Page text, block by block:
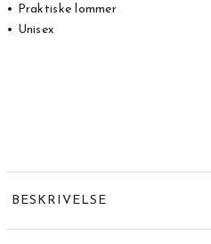
• Praktiske lommer
• Unisex
BESKRIVELSE